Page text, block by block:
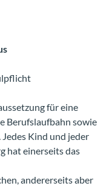
für eine
Berufslaufbahn sowie
Kind und jeder
hat einerseits das
andererseits aber